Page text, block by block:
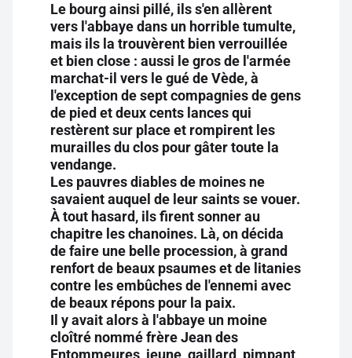
Pour profiter de 10 contenus offerts.
Le bourg ainsi pillé, ils s'en allèrent
vers l'abbaye dans un horrible tumulte,
mais ils la trouvèrent bien verrouillée
et bien close : aussi le gros de l'armée
marchat-il vers le gué de Vède, à
l'exception de sept compagnies de gens
de pied et deux cents lances qui
restèrent sur place et rompirent les
murailles du clos pour gâter toute la
vendange.
Les pauvres diables de moines ne
savaient auquel de leur saints se vouer.
À tout hasard, ils firent sonner au
chapitre les chanoines. Là, on décida
de faire une belle procession, à grand
renfort de beaux psaumes et de litanies
contre les embûches de l'ennemi avec
de beaux répons pour la paix.
Il y avait alors à l'abbaye un moine
cloîtré nommé frère Jean des
Entommeures, jeune, gaillard, pimpant,